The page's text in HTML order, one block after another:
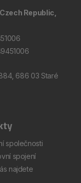
Republic,
686 03 Staré
společnosti
spojení
najdete